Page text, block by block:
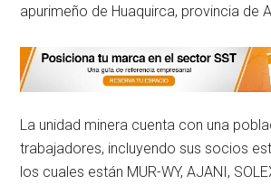
apurimeño de Huaquirca, provincia de
La unidad minera cuenta con una
trabajadores, incluyendo sus socios
los cuales están MUR-WY, AJANI,